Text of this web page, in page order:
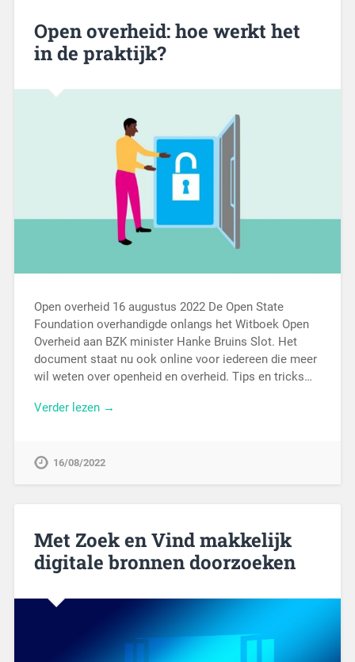
Open overheid: hoe werkt het
in de praktijk?
Open overheid 16 augustus 2022 De Open State
Foundation overhandigde onlangs het Witboek Open
Overheid aan BZK minister Hanke Bruins Slot. Het
document staat nu ook online voor iedereen die meer
wil weten over openheid en overheid. Tips en tricks…
Verder lezen →
16/08/2022
Met Zoek en Vind makkelijk
digitale bronnen doorzoeken